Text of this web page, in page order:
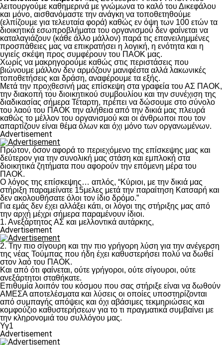
λειτουργούμε καθημερινά με γνώμωνα το καλό του Δικεφάλου
και μόνο, αισθανόμαστε την ανάγκη να τοποθετηθούμε
(ελπίζουμε για τελευταία φορά) καθώς εν όψη των 100 ετών τα
διοικητικά εσωπροβλήματα του οργανισμού δεν φαίνεται να
καταλαγιάζουν (κάθε άλλο μάλλον) παρά τις επανειλημμένες
προσπάθειες μας να επικρατήσει η λογική, η ενότητα και η
υγιείς σκέψη προς συμφέρουν του ΠΑΟΚ μας.
Χωρίς να μακρηγορούμε καθώς στις περιστάσεις που
βιώνουμε μάλλον δεν αρμόζουν μανιφέστα αλλά λακωνικές
τοποθετήσεις και δράση, αναφέρουμε τα εξής.
Μετά την προχθεσινή μας επίσκεψη στα γραφεία του ΑΣ ΠΑΟΚ,
την διακοπή του διοικητικού συμβουλίου και την συνέχιση της
διαδικασίας σήμερα Τέταρτη, πρέπει να δώσουμε στο σύνολο
του λαού του ΠΑΟΚ την αλήθεια από την δικιά μας πλευρά
καθώς το μέλλον του οργανισμού και οι άνθρωποι που τον
απαρτίζουν είναι θέμα όλων και όχι μόνο των οργανωμένων.
Advertisement
Πρώτον, όσον αφορά το περιεχόμενο της επίσκεψης μας και
δεύτερον για την συνολική μας στάση και εμπλοκή στα
διοικητικά ζητήματα που αφορούν την επόμενη μέρα του
ΠΑΟΚ.
Ο λόγος της επίσκεψης… απλός, “Κύριοι, με την δικιά μας
στήριξη παραμείνατε 15μελες μετά την παραίτηση Κατσαρή και
δεν ακολουθήσατε όλοι τον ίδιο δρόμο.”
Για εμάς δεν έχει αλλάξει κάτι, οι λόγοι της στήριξης μας από
την αρχή μέχρι σήμερα παραμένουν ίδιοι.
1. Ανεξάρτητος ΑΣ και μελλοντικά αυτάρκης,
Advertisement
2. Την πιο σίγουρη και την πιο γρήγορη λύση για την ανέγερση
της νέας Τούμπας που ήδη έχει καθυστερήσει πολύ να δωθεί
στον λαό του ΠΑΟΚ.
Και από ότι φαίνεται, ούτε γρήγοροι, ούτε σίγουροι, ούτε
ανεξάρτητοι σταθήκατε.
Επιθυμία λοιπόν του κόσμου που σας στήριξε είναι να δωθούν
ΑΜΕΣΑ αποτελέσματα και λύσεις οι οποίες υποστηρίζονται
από συμπαγής απόψεις και όχι αβάσιμες τεκμηριώσεις και
κομφούζιο καθυστερήσεων για το τι πραγματικά συμβαίνει με
την κληρονομιά του συλλόγου μας.
Υγ1
Advertisement